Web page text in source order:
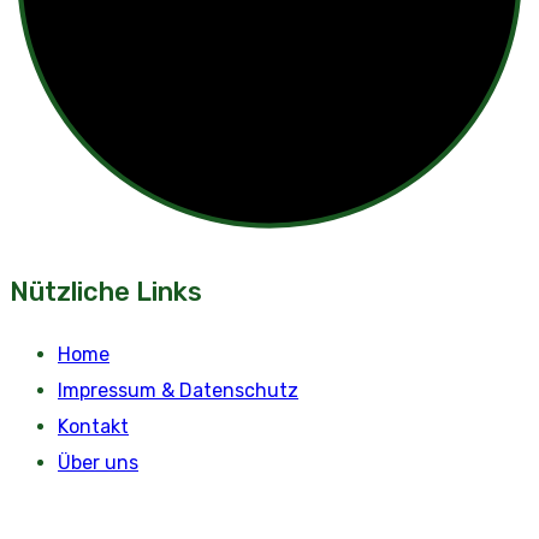
Nützliche Links
Home
Impressum & Datenschutz
Kontakt
Über uns